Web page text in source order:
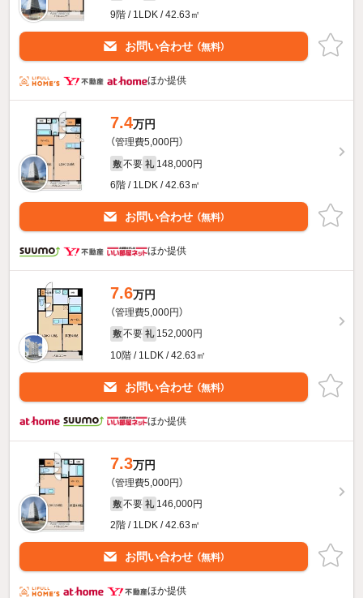
9階 / 1LDK / 42.63㎡
お問い合わせ （無料）
ほか提供
7.4万円
（管理費5,000円）
敷 不要 礼 148,000円
6階 / 1LDK / 42.63㎡
お問い合わせ （無料）
ほか提供
7.6万円
（管理費5,000円）
敷 不要 礼 152,000円
10階 / 1LDK / 42.63㎡
お問い合わせ （無料）
ほか提供
7.3万円
（管理費5,000円）
敷 不要 礼 146,000円
2階 / 1LDK / 42.63㎡
お問い合わせ （無料）
ほか提供